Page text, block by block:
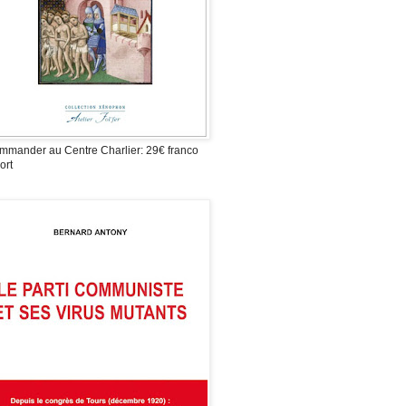
au Centre Charlier: 29€ franco